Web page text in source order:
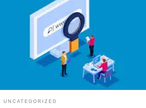
Devis Référencement Naturel : Optimisez la Visibilité
de Votre Site Web Le référencement naturel,
également connu sous le nom de SEO (Search Engine
Optimization), est un élément essentiel pour toute
stratégie de marketing en ligne. En effet, il permet
d’optimiser la visibilité d’un site web sur les moteurs
de recherche […]
UNCATEGORIZED